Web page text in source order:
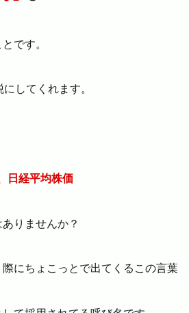
です。
してくれます。
日経平均株価
りませんか？
にちょこっとで出てくるこの言葉